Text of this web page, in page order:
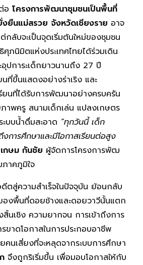
อ โครงการพัฒนาชุมชนเป็นพื้นที่
ยืนแม่สรวย จังหวัดเชียงราย อาจ
กลับจะเป็นจุดเริ่มต้นใหม่ของชุมชน
ภนิมิตแห่งประเทศไทยได้ร่วมเดิน
ปการะเด็กยาวนานถึง 27 ปี
ที่ขึ้นแสดงอย่างร่าเริง และ
ยนที่ได้รับการพัฒนาอย่างครบครัน
าพครู สนามเด็กเล่น แปลงเกษตร
บบน้ำดื่มสะอาด “ทุกวันนี้ เด็ก
การศึกษาและมีโอกาสเรียนต่อสูง
กษม กันชัย ผู้จัดการโครงการพัฒ
าคภูมิใจ
ตสู่ความสำเร็จในปัจจุบัน ย้อนกลับ
องพื้นที่ดอยช้างและดอยวาวีนั้นแตก
นเชิง ความยากจน การเข้าถึงการ
ขาดโอกาสในการประกอบอาชีพ
คนเสี่ยงที่จะหลุดจากระบบการศึกษา
จึงถูกริเริ่มขึ้น เพื่อมอบโอกาสให้กับ